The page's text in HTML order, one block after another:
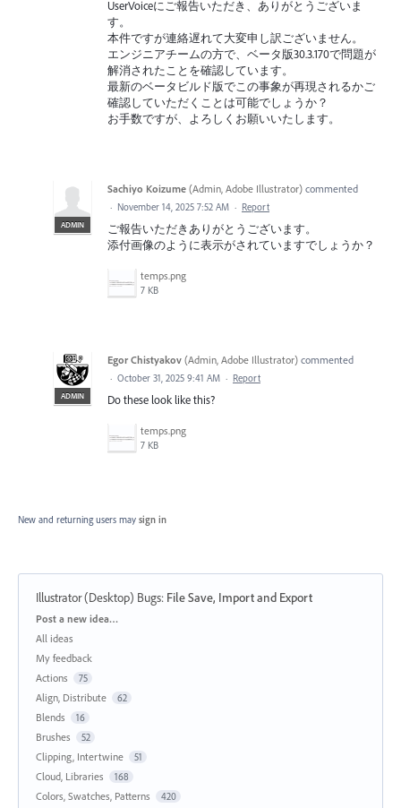
UserVoiceにご報告いただき、ありがとうございま
す。
本件ですが連絡遅れて大変申し訳ございません。
エンジニアチームの方で、ベータ版30.3.170で問題が
解消されたことを確認しています。
最新のベータビルド版でこの事象が再現されるかご
確認していただくことは可能でしょうか？
お手数ですが、よろしくお願いいたします。
ADMIN
Sachiyo Koizume (Admin, Adobe Illustrator) commented
· November 14, 2025 7:52 AM · Report
ご報告いただきありがとうございます。
添付画像のように表示がされていますでしょうか？
temps.png
7 KB
ADMIN
Egor Chistyakov (Admin, Adobe Illustrator) commented
· October 31, 2025 9:41 AM · Report
Do these look like this?
temps.png
7 KB
New and returning users may sign in
Illustrator (Desktop) Bugs: File Save, Import and Export
Categories
Post a new idea…
All ideas
My feedback
Actions
75
Align, Distribute 62
Blends 16
Brushes 52
Clipping, Intertwine 51
Cloud, Libraries 168
Colors, Swatches, Patterns 420